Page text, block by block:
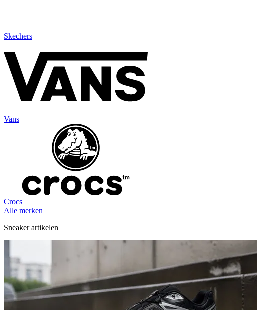
Skechers
Vans
Crocs
Alle merken
Sneaker artikelen